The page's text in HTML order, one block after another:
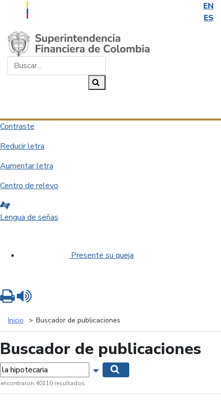
EN
ES
Saltar al contenido principal
Contraste
Reducir letra
Aumentar letra
Centro de relevo
Lengua de señas
Presente su queja
Inicio Buscador de publicaciones
Buscador de publicaciones
Mostrar opciones de búsqueda
encontraron 40110 resultados.
Imprimir